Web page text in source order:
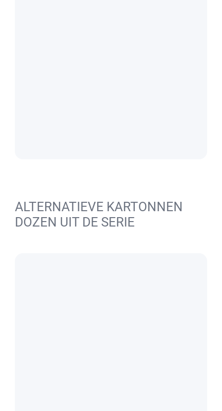
ALTERNATIEVE KARTONNEN
DOZEN UIT DE SERIE